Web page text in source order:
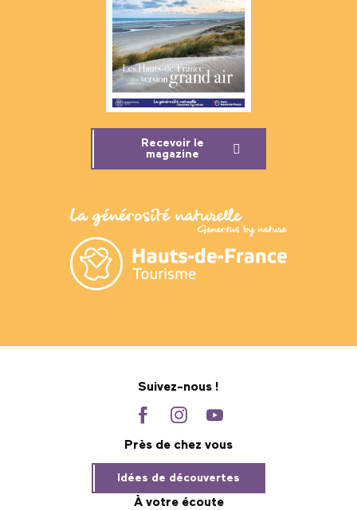
Recevoir le
magazine
Suivez-nous !
Près de chez vous
Idées de découvertes
À votre écoute